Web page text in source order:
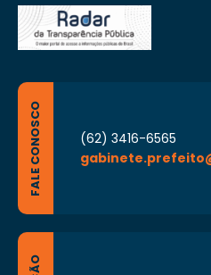
FALE CONOSCO
(62) 3416-6565